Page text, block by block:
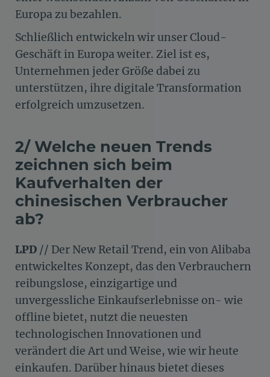
Europa zu bezahlen.
Schließlich entwickeln wir unser Cloud-
Geschäft in Europa weiter. Ziel ist es,
Unternehmen jeder Größe dabei zu
unterstützen, ihre digitale Transformation
erfolgreich umzusetzen.
2/ Welche neuen Trends
zeichnen sich beim
Kaufverhalten der
chinesischen Verbraucher
ab?
LPD // Der New Retail Trend, ein von Alibaba
entwickeltes Konzept, das den Verbrauchern
reibungslose, einzigartige und
unvergessliche Einkaufserlebnisse on- wie
offline bietet, nutzt die neuesten
technologischen Innovationen und
verändert die Art und Weise, wie wir heute
einkaufen. Darüber hinaus bietet dieses